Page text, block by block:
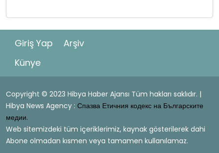
Giriş Yap
Arşiv
Künye
Copyright © 2023 Hibya Haber Ajansı Tüm hakları saklıdır. |
Hibya News Agency : Спазва Етичния кодекс на Българските
медии.
Web sitemizdeki tüm içeriklerimiz, kaynak gösterilerek dahi
Abone olmadan kısmen veya tamamen kullanılamaz.